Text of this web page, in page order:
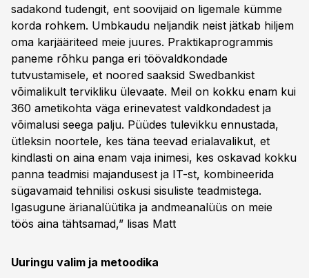
sadakond tudengit, ent soovijaid on ligemale kümme
korda rohkem. Umbkaudu neljandik neist jätkab hiljem
oma karjääriteed meie juures. Praktikaprogrammis
paneme rõhku panga eri töövaldkondade
tutvustamisele, et noored saaksid Swedbankist
võimalikult tervikliku ülevaate. Meil on kokku enam kui
360 ametikohta väga erinevatest valdkondadest ja
võimalusi seega palju. Püüdes tulevikku ennustada,
ütleksin noortele, kes täna teevad erialavalikut, et
kindlasti on aina enam vaja inimesi, kes oskavad kokku
panna teadmisi majandusest ja IT-st, kombineerida
sügavamaid tehnilisi oskusi sisuliste teadmistega.
Igasugune ärianalüütika ja andmeanalüüs on meie
töös aina tähtsamad,” lisas Matt
Uuringu valim ja metoodika